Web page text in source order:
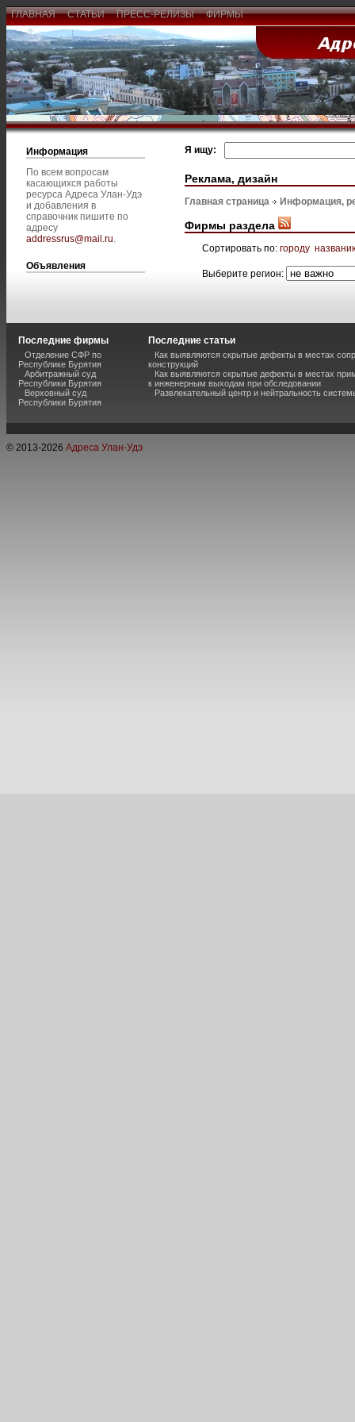
ГЛАВНАЯ СТАТЬИ ПРЕСС-РЕЛИЗЫ ФИРМЫ
Информация
По всем вопросам
касающихся работы
ресурса Адреса Улан-Удэ
и добавления в
справочник пишите по
адресу
addressrus@mail.ru.
Объявления
Я ищу:
Реклама, дизайн
Главная страница Информация,
Фирмы раздела
Сортировать по: городу
Выберите регион:
Последние фирмы
Отделение СФР по
Республике Бурятия
Арбитражный суд
Республики Бурятия
Верховный суд
Республики Бурятия
Последние статьи
Как выявляются скрытые дефекты в местах
конструкций
Как выявляются скрытые дефекты в местах
к инженерным выходам при обследовании
Развлекательный центр и нейтральность
© 2013-2026 Адреса Улан-Удэ